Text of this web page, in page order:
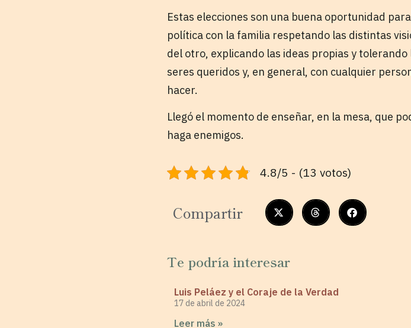
Estas elecciones son una buena oportunidad
política con la familia respetando las distintas
del otro, explicando las ideas propias y
seres queridos y, en general, con cualquier
hacer.
Llegó el momento de enseñar, en la mesa, que
haga enemigos.
4.8/5 - (13 votos)
Compartir
Te podría interesar
Luis Peláez y el Coraje de la Verdad
17 de abril de 2024
Leer más »